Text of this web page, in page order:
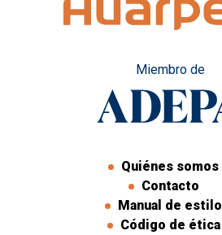
Miembro de
Quiénes somos
Contacto
Manual de estilo
Código de ética